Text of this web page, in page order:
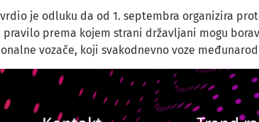
je odluku da od 1. septembra organizira
prema kojem strani državljani mogu
vozače, koji svakodnevno voze